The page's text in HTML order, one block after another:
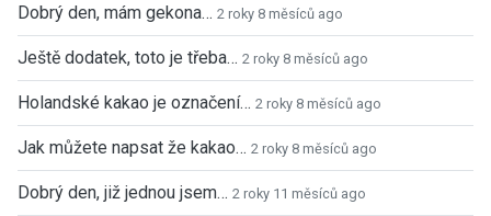
Dobrý den, mám gekona… 2 roky 8 měsíců ago
Ještě dodatek, toto je třeba… 2 roky 8 měsíců ago
Holandské kakao je označení… 2 roky 8 měsíců ago
Jak můžete napsat že kakao… 2 roky 8 měsíců ago
Dobrý den, již jednou jsem… 2 roky 11 měsíců ago